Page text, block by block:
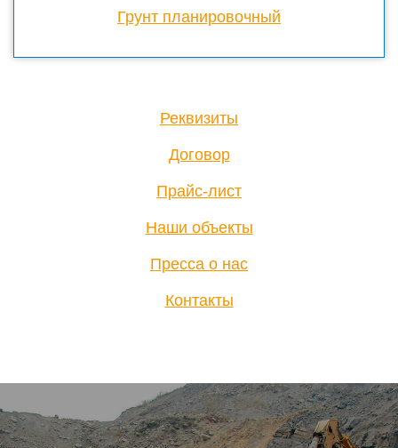
Грунт планировочный
Реквизиты
Договор
Прайс-лист
Наши объекты
Пресса о нас
Контакты